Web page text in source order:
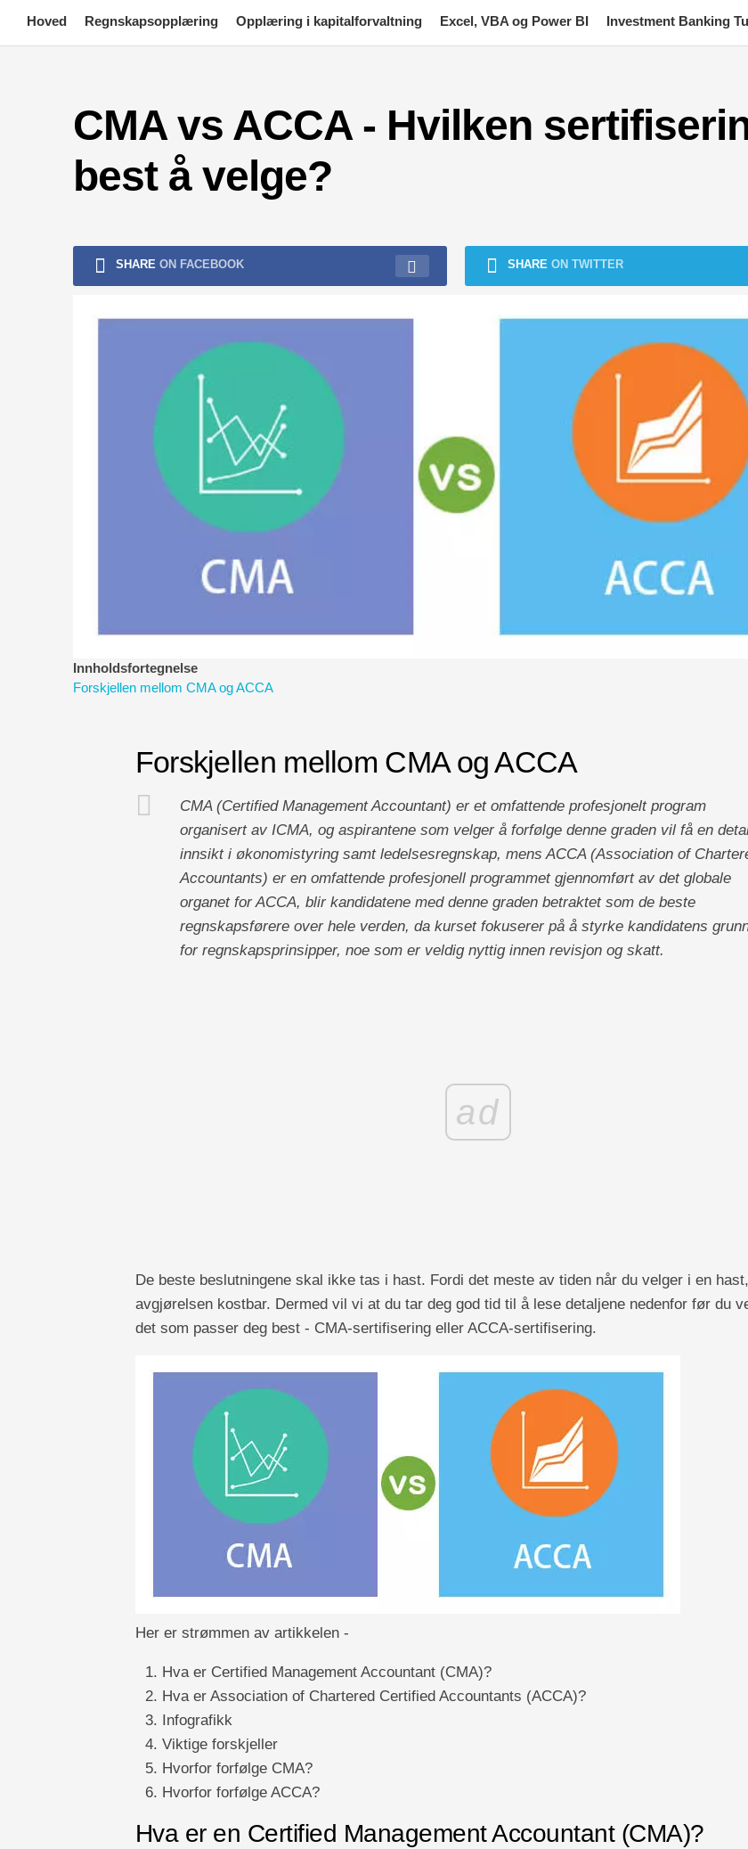
content
Hoved Regnskapsopplæring Opplæring i kapitalforvaltning Excel, VBA og Power BI Investment Banking
CMA vs ACCA - Hvilken
best å velge?
SHARE ON FACEBOOK SHARE ON TWITTER
Innholdsfortegnelse
Forskjellen mellom CMA og ACCA
Forskjellen mellom CMA og ACCA
CMA (Certified Management Accountant) er et omfattende profesjonelt program
organisert av ICMA, og aspirantene som velger å forfølge denne graden vil få en
innsikt i økonomistyring samt ledelsesregnskap, mens ACCA (Association of
Accountants) er en omfattende profesjonell programmet gjennomført av det globale
organet for ACCA, blir kandidatene med denne graden betraktet som de beste
regnskapsførere over hele verden, da kurset fokuserer på å styrke kandidatens
for regnskapsprinsipper, noe som er veldig nyttig innen revisjon og skatt.
ad
De beste beslutningene skal ikke tas i hast. Fordi det meste av tiden når du velger i en
avgjørelsen kostbar. Dermed vil vi at du tar deg god tid til å lese detaljene nedenfor før du
det som passer deg best - CMA-sertifisering eller ACCA-sertifisering.
Her er strømmen av artikkelen -
Hva er Certified Management Accountant (CMA)?
Hva er Association of Chartered Certified Accountants (ACCA)?
Infografikk
Viktige forskjeller
Hvorfor forfølge CMA?
Hvorfor forfølge ACCA?
Hva er en Certified Management Accountant (CMA)?